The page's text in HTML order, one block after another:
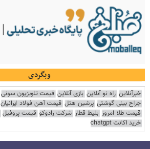
وبگردی
خبرآنلاین راه نو آنلاین بازی آنلاین قیمت تلویزیون سونی
جراح بینی گوشتی پرشین هتل قیمت آهن فولاد ایرانیان
قیمت طلا امروز بلیط قطار شرکت رادوکو قیمت پروفیل
خرید اکانت chatgpt